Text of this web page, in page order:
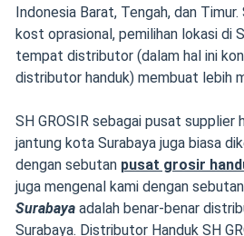
Indonesia Barat, Tengah, dan
kost oprasional, pemilihan lokasi di
tempat distributor (dalam hal ini
distributor handuk) membuat lebih
SH GROSIR sebagai pusat supplier
jantung kota Surabaya juga biasa
dengan sebutan pusat grosir
juga mengenal kami dengan sebutan
Surabaya adalah benar-benar
Surabaya. Distributor Handuk SH